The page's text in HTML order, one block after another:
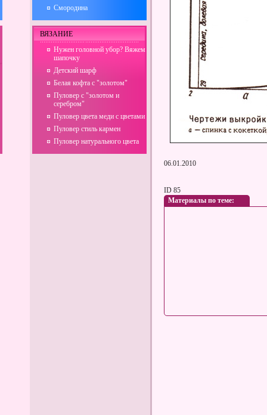
06.01.2010
ID 85
Материалы по теме:
Смородина
ВЯЗАНИЕ
Нужен головной убор? Вяжем
шапочку
Детский шарф
Белая кофта с "золотом"
Пуловер с "золотом и
серебром"
Пуловер цвета меди с цветами
Пуловер стиль кармен
Пуловер натурального цвета